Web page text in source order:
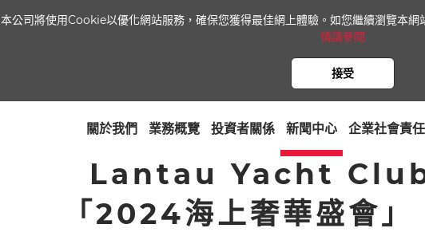
本公司將使用Cookie以優化網站服務，確保您獲得最佳網上體驗。如您繼續瀏覽本
情請參閱
接受
關於我們 業務概覽 投資者關係 新聞中心 企業社會責任
Lantau Yacht Club
「2024海上奢華盛會